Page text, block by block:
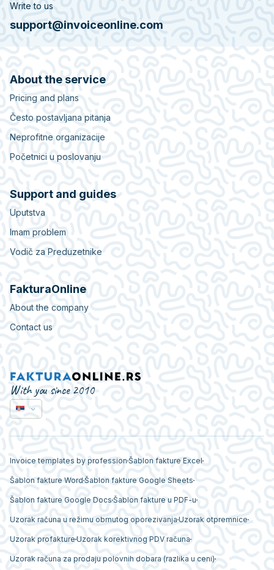
Write to us
support@invoiceonline.com
About the service
Pricing and plans
Često postavljana pitanja
Neprofitne organizacije
Početnici u poslovanju
Support and guides
Uputstva
Imam problem
Vodič za Preduzetnike
FakturaOnline
About the company
Contact us
With you since 2010
Invoice templates by profession Šablon fakture Excel
Šablon fakture Word Šablon fakture Google Sheets
Šablon fakture Google Docs Šablon fakture u PDF-u
Uzorak računa u režimu obrnutog oporezivanja Uzorak otpremnice
Uzorak profakture Uzorak korektivnog PDV računa
Uzorak računa za prodaju polovnih dobara (razlika u ceni)